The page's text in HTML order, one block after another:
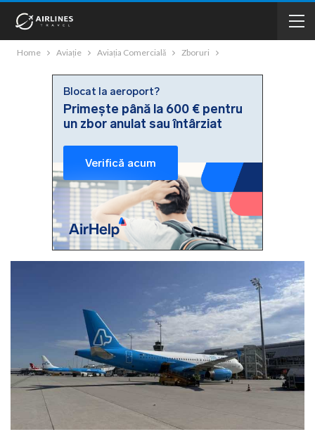
Home Aviație Aviația Comercială Zboruri